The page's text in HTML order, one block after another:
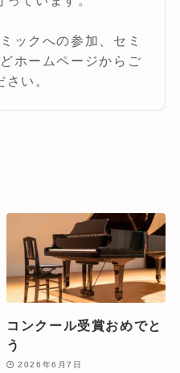
ックへの参加、セミ
ホームページからご
い。
コンクール受賞おめでと
う
2026年6月7日